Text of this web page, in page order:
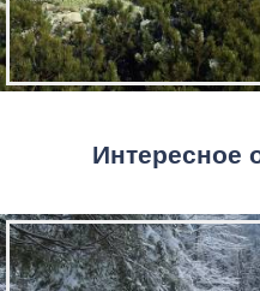
Интересное